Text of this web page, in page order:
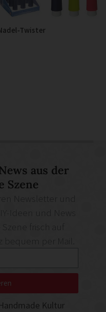
Twister
aus der
Szene
bequem per Mail.
Kultur